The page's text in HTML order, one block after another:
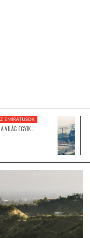
EMIRÁTUSOK
VILÁG EGYIK…